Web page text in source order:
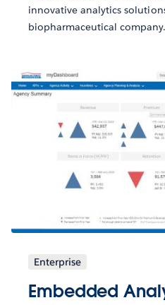
innovative analytics
biopharmaceutical company.
Enterprise
Embedded